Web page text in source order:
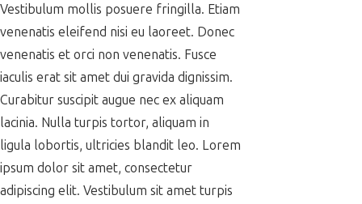
Vestibulum mollis posuere fringilla. Etiam
venenatis eleifend nisi eu laoreet. Donec
venenatis et orci non venenatis. Fusce
iaculis erat sit amet dui gravida dignissim.
Curabitur suscipit augue nec ex aliquam
lacinia. Nulla turpis tortor, aliquam in
ligula lobortis, ultricies blandit leo. Lorem
ipsum dolor sit amet, consectetur
adipiscing elit. Vestibulum sit amet turpis